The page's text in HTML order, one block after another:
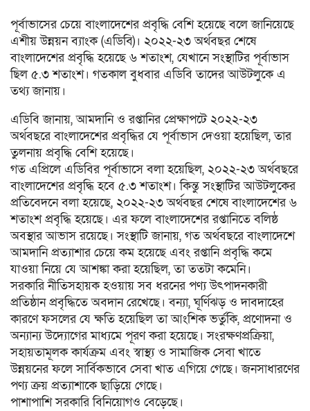
পূর্বাভাসের চেয়ে বাংলাদেশের প্রবৃদ্ধি বেশি হয়েছে বলে জানিয়েছে
এশীয় উন্নয়ন ব্যাংক (এডিবি)। ২০২২-২৩ অর্থবছর শেষে
বাংলাদেশের প্রবৃদ্ধি হয়েছে ৬ শতাংশ, যেখানে সংস্থাটির পূর্বাভাস
ছিল ৫.৩ শতাংশ। গতকাল বুধবার এডিবি তাদের আউটলুকে এ
তথ্য জানায়।
এডিবি জানায়, আমদানি ও রপ্তানির প্রেক্ষাপটে ২০২২-২৩
অর্থবছরে বাংলাদেশের প্রবৃদ্ধির যে পূর্বাভাস দেওয়া হয়েছিল, তার
তুলনায় প্রবৃদ্ধি বেশি হয়েছে।
গত এপ্রিলে এডিবির পূর্বাভাসে বলা হয়েছিল, ২০২২-২৩ অর্থবছরে
বাংলাদেশের প্রবৃদ্ধি হবে ৫.৩ শতাংশ। কিন্তু সংস্থাটির আউটলুকের
প্রতিবেদনে বলা হয়েছে, ২০২২-২৩ অর্থবছর শেষে বাংলাদেশের ৬
শতাংশ প্রবৃদ্ধি হয়েছে। এর ফলে বাংলাদেশের রপ্তানিতে বলিষ্ঠ
অবস্থার আভাস রয়েছে। সংস্থাটি জানায়, গত অর্থবছরে বাংলাদেশে
আমদানি প্রত্যাশার চেয়ে কম হয়েছে এবং রপ্তানি প্রবৃদ্ধি কমে
যাওয়া নিয়ে যে আশঙ্কা করা হয়েছিল, তা ততটা কমেনি।
সরকারি নীতিসহায়ক হওয়ায় সব ধরনের পণ্য উৎপাদনকারী
প্রতিষ্ঠান প্রবৃদ্ধিতে অবদান রেখেছে। বন্যা, ঘূর্ণিঝড় ও দাবদাহের
কারণে ফসলের যে ক্ষতি হয়েছিল তা আংশিক ভর্তুকি, প্রণোদনা ও
অন্যান্য উদ্যোগের মাধ্যমে পূরণ করা হয়েছে। সংরক্ষণপ্রক্রিয়া,
সহায়তামূলক কার্যক্রম এবং স্বাস্থ্য ও সামাজিক সেবা খাতে
উন্নয়নের ফলে সার্বিকভাবে সেবা খাত এগিয়ে গেছে। জনসাধারণের
পণ্য ক্রয় প্রত্যাশাকে ছাড়িয়ে গেছে।
পাশাপাশি সরকারি বিনিয়োগও বেড়েছে।